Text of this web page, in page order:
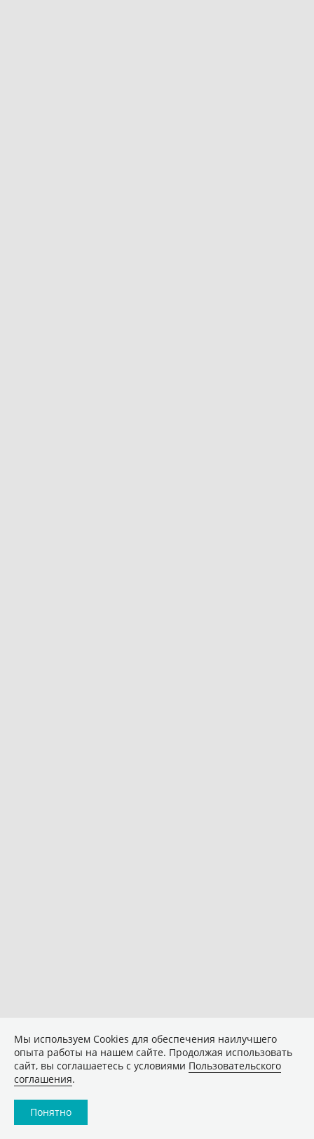
Мы используем Сookies для обеспечения наилучшего
опыта работы на нашем сайте. Продолжая использовать
сайт, вы соглашаетесь с условиями Пользовательского
соглашения.
Понятно